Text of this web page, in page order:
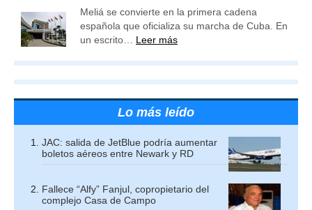
Meliá se convierte en la primera cadena
española que oficializa su marcha de Cuba. En
un escrito… Leer más
Lo más leído
JAC: salida de JetBlue podría aumentar
boletos aéreos entre Newark y RD
Fallece “Alfy” Fanjul, copropietario del
complejo Casa de Campo